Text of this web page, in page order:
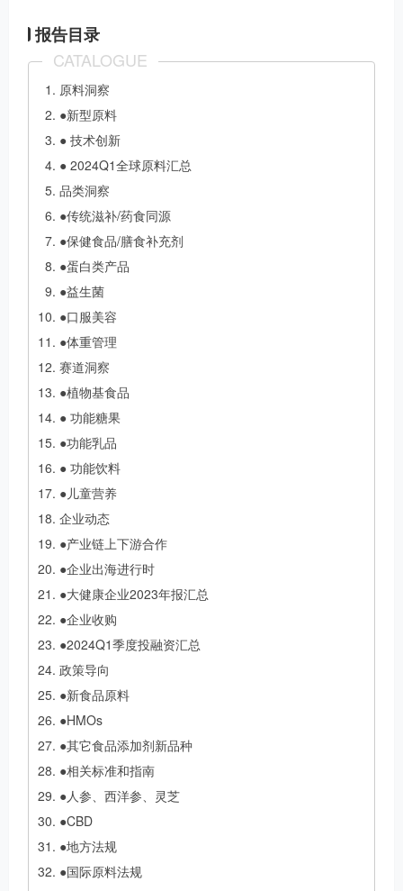
报告目录
原料洞察
●新型原料
● 技术创新
● 2024Q1全球原料汇总
品类洞察
●传统滋补/药食同源
●保健食品/膳食补充剂
●蛋白类产品
●益生菌
●口服美容
●体重管理
赛道洞察
●植物基食品
● 功能糖果
●功能乳品
● 功能饮料
●儿童营养
企业动态
●产业链上下游合作
●企业出海进行时
●大健康企业2023年报汇总
●企业收购
●2024Q1季度投融资汇总
政策导向
●新食品原料
●HMOs
●其它食品添加剂新品种
●相关标准和指南
●人参、西洋参、灵芝
●CBD
●地方法规
●国际原料法规
CATALOGUE